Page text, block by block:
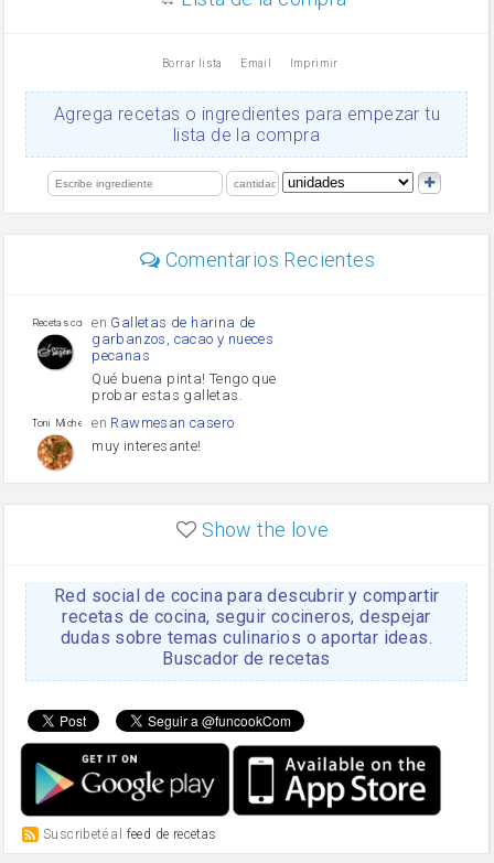
Ajos
salsa de soja
limón
Borrar lista Email Imprimir
Agrega recetas o ingredientes para empezar tu
lista de la compra
Comentarios Recientes
Recetas con sazon
en Galletas de harina de
garbanzos, cacao y nueces
pecanas
Qué buena pinta! Tengo que
probar estas galletas.
Toni Michel Caubet
en Rawmesan casero
muy interesante!
enLasaña casera fácil y
HOJALDROSA TV
enGachas de la abuela
Rosa
https://youtu.be/Mz69gcVO3sI
Rosa enReceta Del Bizcocho
Disculpa. En la foto aparece
el bizcocho de xoco y en el
apartado de los ingredientes
te has olvidado de poner la
cantidad q se debería de
poner. Gracias. Rosa
Rosa en 6 Magdalenas caseras
con pepitas de choco
Show the love
Red social de cocina para descubrir y compartir
recetas de cocina, seguir cocineros, despejar
dudas sobre temas culinarios o aportar ideas.
Buscador de recetas
Suscribeté al feed de recetas